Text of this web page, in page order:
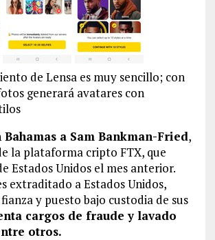
de Lensa es muy sencillo; con
generará avatares con
a Sam Bankman-Fried,
la plataforma cripto FTX, que
Estados Unidos el mes anterior.
extraditado a Estados Unidos,
y puesto bajo custodia de sus
cargos de fraude y lavado
otros.